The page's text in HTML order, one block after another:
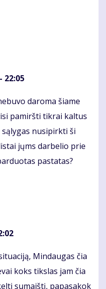
22:05
daroma šiame
pamiršti tikrai kaltus
nusipirkti ši
jųms darbelio prie
pastatas?
Mindaugas čia
koks tikslas jam čia
sumaištį, papasakok